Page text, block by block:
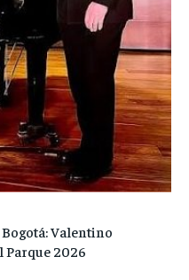
Valentino
Parque 2026